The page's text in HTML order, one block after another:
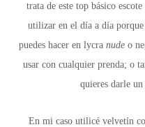
trata de este top básico
utilizar en el día a día porque
puedes hacer en lycra nude o
usar con cualquier prenda; o
quieres darle
En mi caso utilicé velvetín